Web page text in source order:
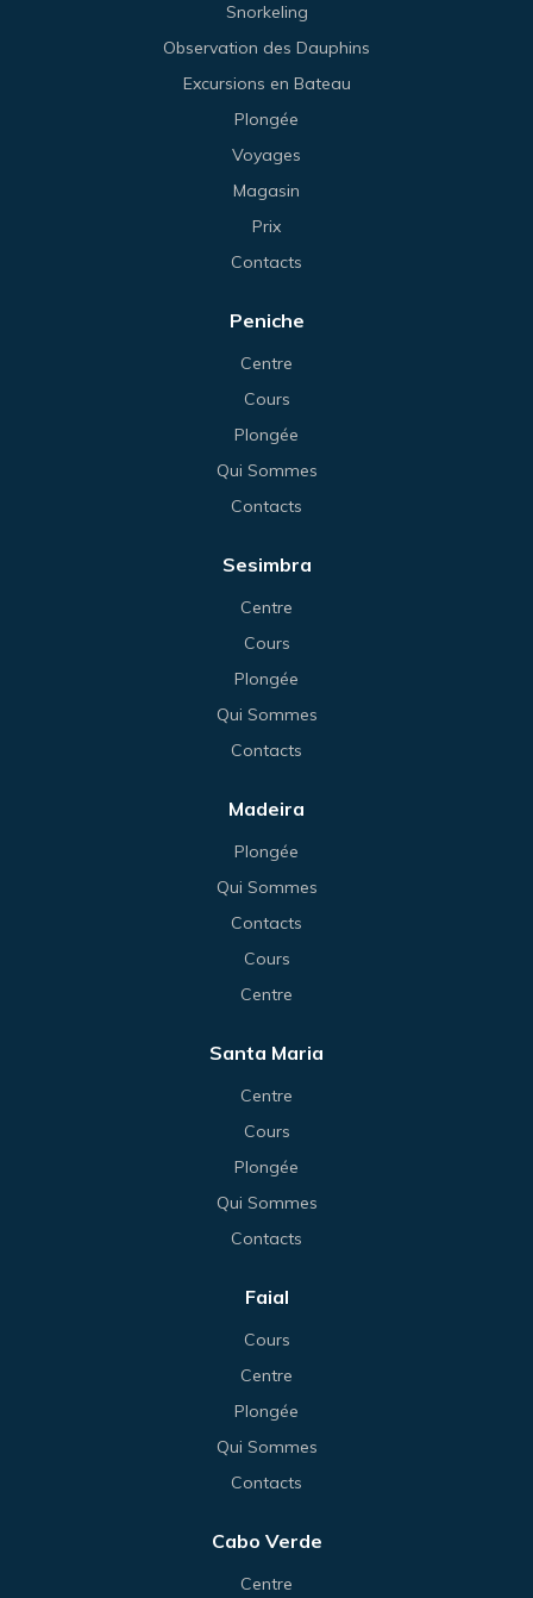
Snorkeling
Observation des Dauphins
Excursions en Bateau
Plongée
Voyages
Magasin
Prix
Contacts
Peniche
Centre
Cours
Plongée
Qui Sommes
Contacts
Sesimbra
Centre
Cours
Plongée
Qui Sommes
Contacts
Madeira
Plongée
Qui Sommes
Contacts
Cours
Centre
Santa Maria
Centre
Cours
Plongée
Qui Sommes
Contacts
Faial
Cours
Centre
Plongée
Qui Sommes
Contacts
Cabo Verde
Centre